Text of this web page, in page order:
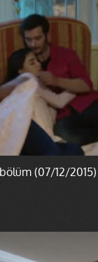
(07/12/2015)